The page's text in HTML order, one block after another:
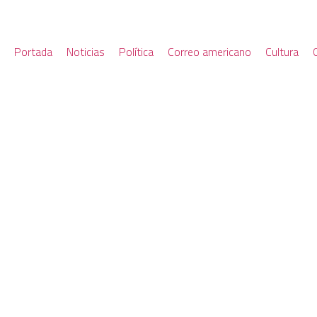
Portada Noticias Política Correo americano Cultura